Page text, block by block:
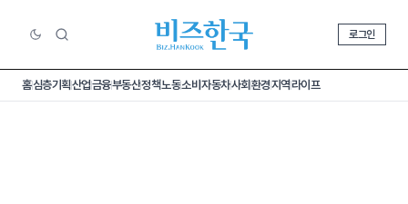
로그인
홈심층기획산업금융부동산정책노동소비 자동차사회환경지역라이프